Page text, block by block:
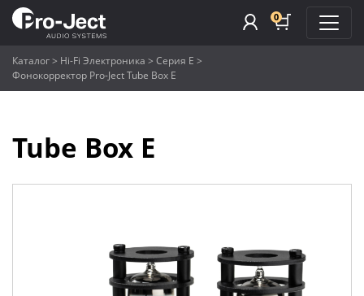
0
Каталог> Hi-Fi Электроника > Серия E >
Фонокорректор Pro-Ject Tube Box E
Tube Box E